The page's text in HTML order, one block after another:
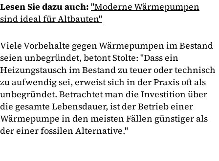
Lesen Sie dazu auch: "Moderne Wärmepumpen
sind ideal für Altbauten"
Viele Vorbehalte gegen Wärmepumpen im Bestand
seien unbegründet, betont Stolte: "Dass ein
Heizungstausch im Bestand zu teuer oder technisch
zu aufwendig sei, erweist sich in der Praxis oft als
unbegründet. Betrachtet man die Investition über
die gesamte Lebensdauer, ist der Betrieb einer
Wärmepumpe in den meisten Fällen günstiger als
der einer fossilen Alternative."